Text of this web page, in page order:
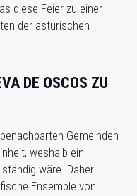
diese Feier zu einer
der asturischen
DE OSCOS ZU
Gemeinden
weshalb ein
wäre. Daher
Ensemble von